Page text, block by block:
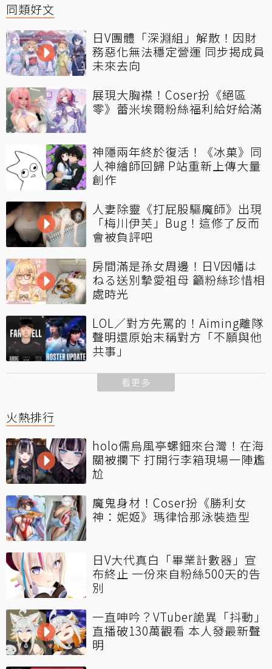
同類好文
日V團體「深淵組」解散！因財
務惡化無法穩定營運 同步揭成員
未來去向
展現大胸襟！Coser扮《絕區
零》蕾米埃爾粉絲福利給好給滿
神隱兩年終於復活！《冰菓》同
人神繪師回歸 P站重新上傳大量
創作
人妻除靈《打屁股驅魔師》出現
「梅川伊芙」Bug！這修了反而
會被負評吧
房間滿是孫女周邊！日V因幡は
ねる送別摯愛祖母 籲粉絲珍惜相
處時光
LOL／對方先罵的！Aiming離隊
聲明還原始末稱對方「不願與他
共事」
看更多
火熱排行
holo儒烏風亭螺鈿來台灣！在海
關被攔下 打開行李箱現場一陣尷
尬
魔鬼身材！Coser扮《勝利女
神：妮姬》瑪律恰那泳裝造型
日V大代真白「畢業計數器」宣
布終止 一份來自粉絲500天的告
別
一直呻吟？VTuber詭異「抖動」
直播破130萬觀看 本人發最新聲
明